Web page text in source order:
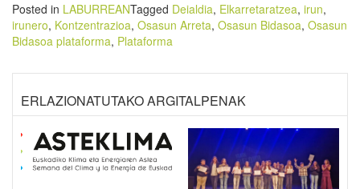
Posted in LABURREANTagged Deialdia, Elkarretaratzea, irun,
irunero, Kontzentrazioa, Osasun Arreta, Osasun Bidasoa, Osasun
Bidasoa plataforma, Plataforma
ERLAZIONATUTAKO ARGITALPENAK